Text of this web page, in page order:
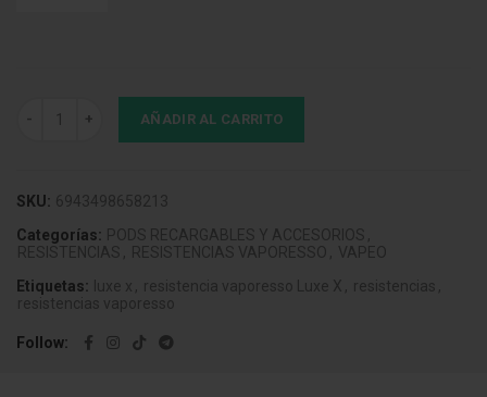
Vaporesso Luxe X Replacement Corex 2.0 2ml 0.8 Ohm (Pack 2)
AÑADIR AL CARRITO
SKU: 6943498658213
Categorías: PODS RECARGABLES Y ACCESORIOS ,
RESISTENCIAS , RESISTENCIAS VAPORESSO , VAPEO
Etiquetas: luxe x , resistencia vaporesso Luxe X , resistencias ,
resistencias vaporesso
Follow